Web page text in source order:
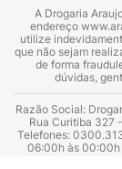
A Drogaria
endereço
utilize
que não sejam
de forma
dúvidas,
Razão Social:
Rua Curitiba 327
Telefones:
06:00h às 00:00h
Azevedo